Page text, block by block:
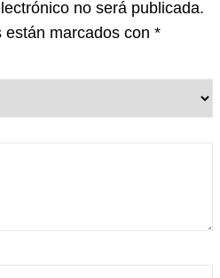
no será publicada.
marcados con *